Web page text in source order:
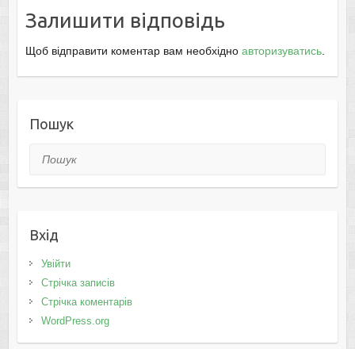
Залишити відповідь
Щоб відправити коментар вам необхідно авторизуватись.
Пошук
Пошук
Вхід
Увійти
Стрічка записів
Стрічка коментарів
WordPress.org